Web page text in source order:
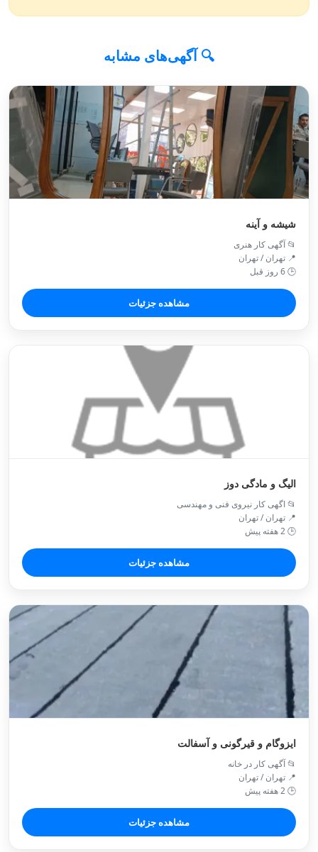
🔍 آگهی‌های مشابه
شیشه و آینه
📂 آگهی کار هنری
📍 تهران / تهران
🕒 6 روز قبل
مشاهده جزئیات
الیگ و مادگی دوز
📂 اگهی کار نیروی فنی و مهندسی
📍 تهران / تهران
🕒 2 هفته پیش
مشاهده جزئیات
ایزوگام و قیرگونی و آسفالت
📂 آگهی کار در خانه
📍 تهران / تهران
🕒 2 هفته پیش
مشاهده جزئیات